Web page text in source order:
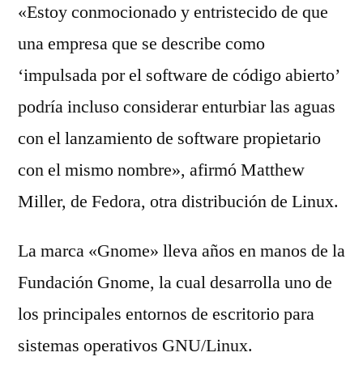
«Estoy conmocionado y entristecido de que
una empresa que se describe como
‘impulsada por el software de código abierto’
podría incluso considerar enturbiar las aguas
con el lanzamiento de software propietario
con el mismo nombre», afirmó Matthew
Miller, de Fedora, otra distribución de Linux.
La marca «Gnome» lleva años en manos de la
Fundación Gnome, la cual desarrolla uno de
los principales entornos de escritorio para
sistemas operativos GNU/Linux.